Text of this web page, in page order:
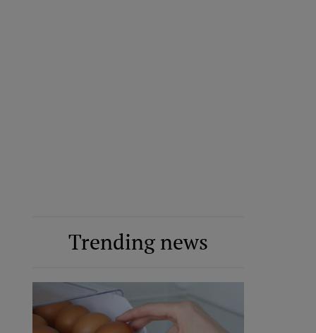
Trending news